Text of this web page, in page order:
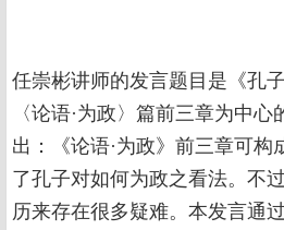
任崇彬讲师的发言题目是《
〈论语·为政〉篇前三章为中
出：《论语·为政》前三章可构
了孔子对如何为政之看法。不
历来存在很多疑难。本发言通